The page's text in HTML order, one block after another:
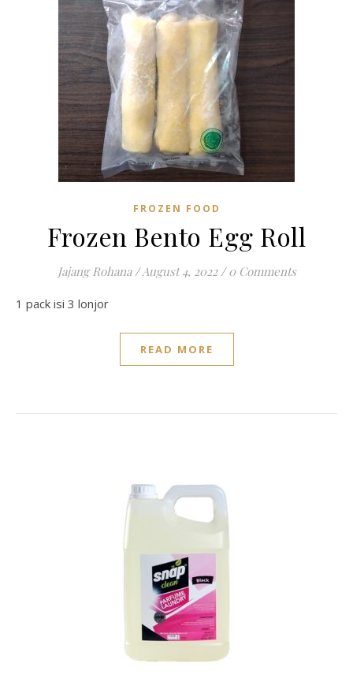
FROZEN FOOD
Frozen Bento Egg Roll
Jajang Rohana /August 4, 2022 / 0 Comments
1 pack isi 3 lonjor
READ MORE